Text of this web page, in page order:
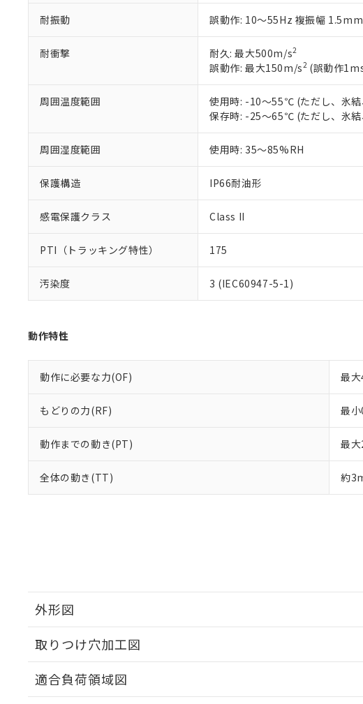
耐振動 誤動作: 10～55Hz 複振幅
耐衝撃 耐久: 最大500m/s2
誤動作: 最大150m/s2(誤動作
周囲温度範囲
使用時: -10～55℃ (ただし、氷
保存時: -25～65℃ (ただし、氷
周囲湿度範囲 使用時: 35～85%RH
保護構造 IP66耐油形
感電保護クラス Class II
PTI（トラッキング特性） 175
汚染度 3 (IEC60947-5-1)
動作特性
動作に必要な力(OF) 最
もどりの力(RF) 最
動作までの動き(PT) 最
全体の動き(TT) 約
外形図
取りつけ穴加工図
適合負荷領域図
正式な納期状況および
当社販売員にご相談く
オムロン制御機器販売
在庫状況および標準価
す。
マイパーツ機能（部品
お客様が当ウェブサイ
が、当社の製品・サー
さい。
※当社の共同利用者とは
いる法人を指します。
※2 対応予定月
部品在庫の切り替え状況など
※3 非含有証明書ダウン
下記の非含有証明書をダウン
EU RoHS指令（10物質）の
51物質の非含有証明書（当社
※本証明書は発行日時点で非
また、RoHS指令のフタル
り割愛しております。
※2 環境保護使用期限
「ｅ」：有害物質（10物質）
「10」：通常の使用状況下に
味します。
「－」：未確認です。当社販
置等に一切使用いたし
当社は、貴社製品を第
また当社は、販売先お
たしません。
△ 一定数には満たな
－
在庫なし(最新の在
機器販売店・当社
空
白
受注生産機種、ま